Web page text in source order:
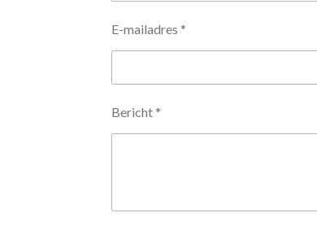
E-mailadres *
Bericht *